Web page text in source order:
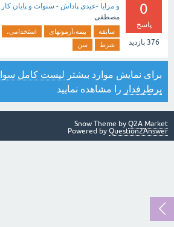
0
پاسخ
376 بازدید
و مزایا -عیدی پاداش - سنوات و پایان کار
مصطفی
سابقه بیمه،آزمونهای
استخدامی،
شرط
سن
برای نمایش موارد بیشتر لیست کامل
پرطرفدار را مشاهده نمایید
Snow Theme by Q2A Market
Powered by Question2Answer